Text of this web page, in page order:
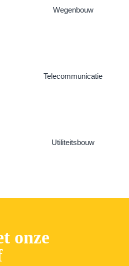
Wegenbouw
Telecommunicatie
Utiliteitsbouw
onze